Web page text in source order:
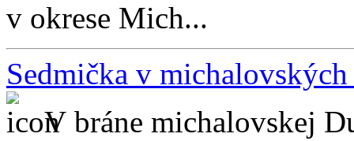
v okrese Mich...
Sedmička v
V bráne michalovskej